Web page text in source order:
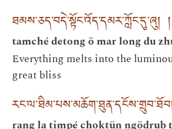
ཐམས་ཅད་བདེ་སྟོང་འོད་དམར་ཀློང་དུ་ཞུ། །
tamché detong ö mar long du
Everything melts into the
great bliss
rang la timpé choktün ngödrub